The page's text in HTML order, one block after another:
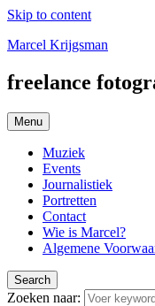
Skip to content
Marcel Krijgsman
freelance
Menu
Muziek
Events
Journalistiek
Portretten
Contact
Wie is Marcel?
Algemene
Search
Zoeken naar: